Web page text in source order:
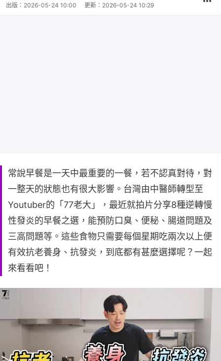
出版： 2026-05-24 10:00 更新： 2026-05-24 10:29
常說早餐是一天中最重要的一餐，若不認真對待，對
一整天的狀態也有很大影響。台灣由中醫師轉型至
Youtuber的「77老大」，最近就拍片分享8種逆轉慢
性發炎的早餐之選，能預防口臭、便秘、腸道問題及
三高問題等。這些食物只需要每個星期吃兩次以上便
有效抗老養身、抗發炎，到底都有甚麼選擇呢？一起
來看看吧！